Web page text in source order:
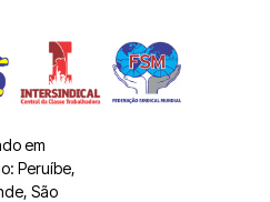
em
Peruíbe,
São